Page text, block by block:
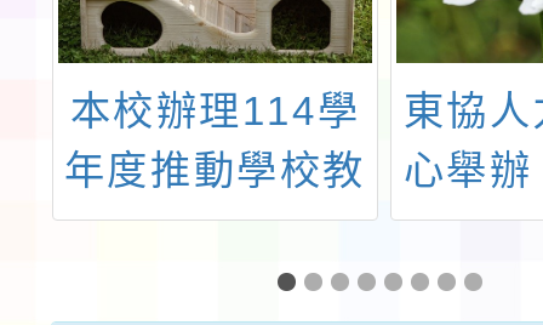
本校辦理114學
年度推動學校教
師實踐自主活化
教學計畫—夢N-
東協
心舉
任實
2024